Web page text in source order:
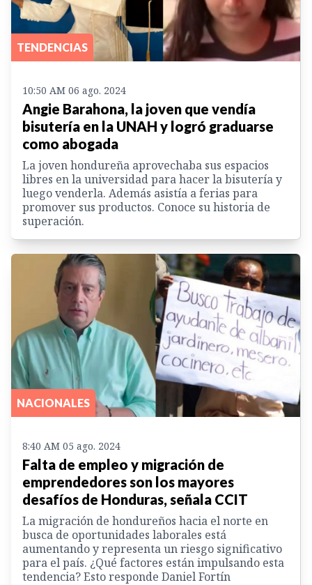
TENDENCIAS
10:50 AM 06 ago. 2024
Angie Barahona, la joven que vendía
bisutería en la UNAH y logró graduarse
como abogada
La joven hondureña aprovechaba sus espacios
libres en la universidad para hacer la bisutería y
luego venderla. Además asistía a ferias para
promover sus productos. Conoce su historia de
superación.
NACIONALES
8:40 AM 05 ago. 2024
Falta de empleo y migración de
emprendedores son los mayores
desafíos de Honduras, señala CCIT
La migración de hondureños hacia el norte en
busca de oportunidades laborales está
aumentando y representa un riesgo significativo
para el país. ¿Qué factores están impulsando esta
tendencia? Esto responde Daniel Fortín